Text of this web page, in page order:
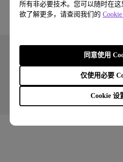
所有非必要技术。您可以随时在这
欲了解更多，请查阅我们的
Cookie 设
仅使用必要
同意使用
Copyright © 2024 BenQ. All rights reserved.